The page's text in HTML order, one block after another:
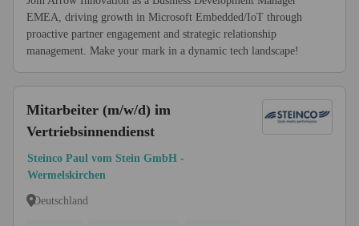
EMEA, driving growth in Microsoft Embedded/IoT through
proactive partner engagement and strategic relationship
management. Make your mark in a dynamic tech landscape!
Mitarbeiter (m/w/d) im
Vertriebsinnendienst
Steinco Paul vom Stein GmbH -
Wermelskirchen
Deutschland